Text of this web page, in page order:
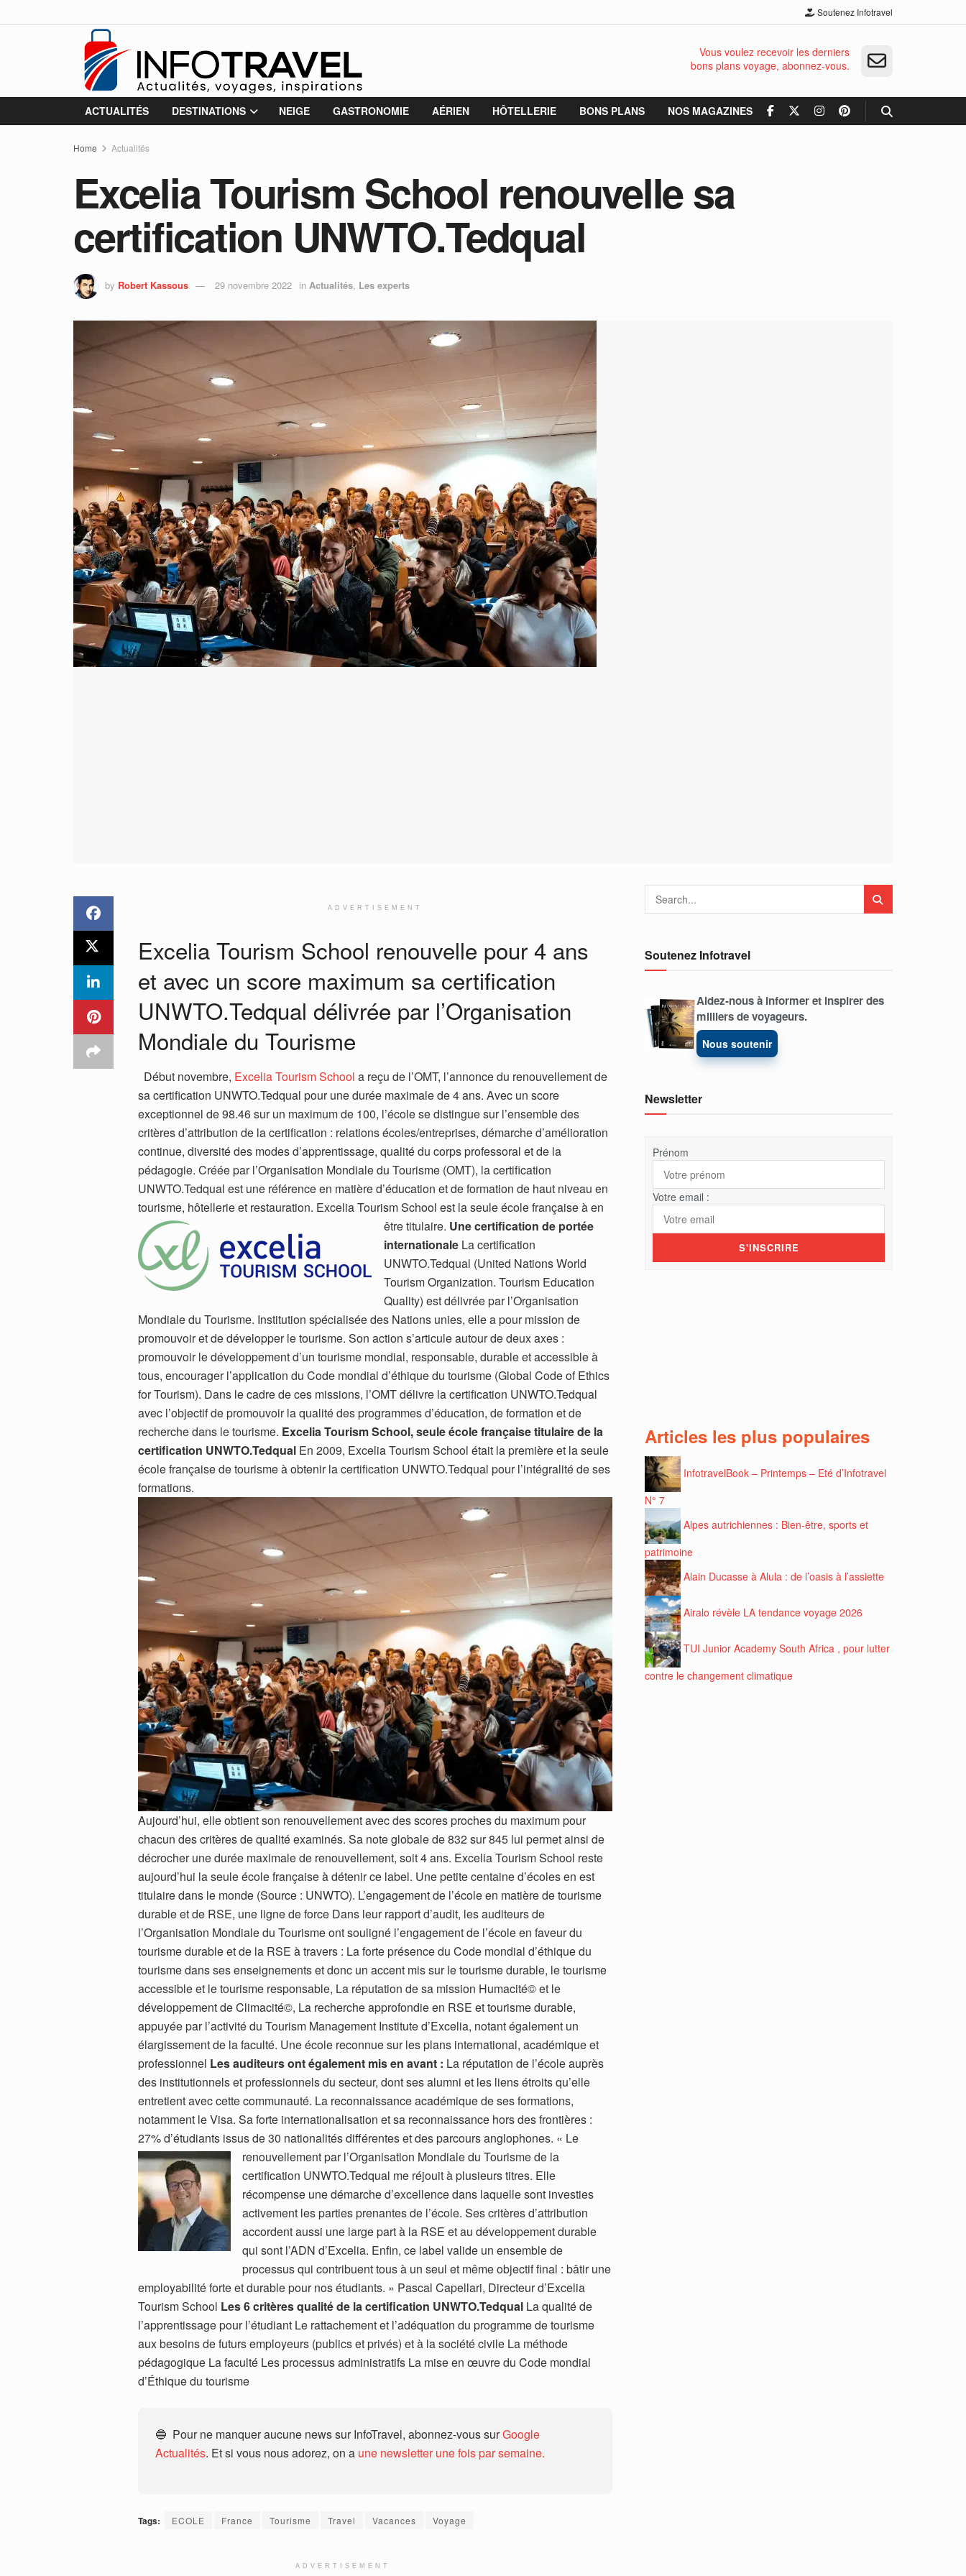
Soutenez Infotravel
Vous voulez recevoir les derniers
bons plans voyage, abonnez-vous.
ACTUALITÉS DESTINATIONS NEIGE GASTRONOMIE AÉRIEN HÔTELLERIE BONS PLANS NOS MAGAZINES
Home Actualités
Excelia Tourism School renouvelle sa
certification UNWTO.Tedqual
by Robert Kassous 29 novembre 2022 in Actualités, Les experts
ADVERTISEMENT
Excelia Tourism School renouvelle pour 4 ans
et avec un score maximum sa certification
UNWTO.Tedqual délivrée par l’Organisation
Mondiale du Tourisme
Début novembre, Excelia Tourism School a reçu de l’OMT, l’annonce du renouvellement de
sa certification UNWTO.Tedqual pour une durée maximale de 4 ans. Avec un score
exceptionnel de 98.46 sur un maximum de 100, l’école se distingue sur l’ensemble des
critères d’attribution de la certification : relations écoles/entreprises, démarche d’amélioration
continue, diversité des modes d’apprentissage, qualité du corps professoral et de la
pédagogie. Créée par l’Organisation Mondiale du Tourisme (OMT), la certification
UNWTO.Tedqual est une référence en matière d’éducation et de formation de haut niveau en
tourisme, hôtellerie et restauration. Excelia Tourism School est la seule école française à en
être titulaire. Une certification de portée
internationale La certification
UNWTO.Tedqual (United Nations World
Tourism Organization. Tourism Education
Quality) est délivrée par l’Organisation
Mondiale du Tourisme. Institution spécialisée des Nations unies, elle a pour mission de
promouvoir et de développer le tourisme. Son action s’articule autour de deux axes :
promouvoir le développement d’un tourisme mondial, responsable, durable et accessible à
tous, encourager l’application du Code mondial d’éthique du tourisme (Global Code of Ethics
for Tourism). Dans le cadre de ces missions, l’OMT délivre la certification UNWTO.Tedqual
avec l’objectif de promouvoir la qualité des programmes d’éducation, de formation et de
recherche dans le tourisme. Excelia Tourism School, seule école française titulaire de la
certification UNWTO.Tedqual En 2009, Excelia Tourism School était la première et la seule
école française de tourisme à obtenir la certification UNWTO.Tedqual pour l’intégralité de ses
formations.
Aujourd’hui, elle obtient son renouvellement avec des scores proches du maximum pour
chacun des critères de qualité examinés. Sa note globale de 832 sur 845 lui permet ainsi de
décrocher une durée maximale de renouvellement, soit 4 ans. Excelia Tourism School reste
aujourd’hui la seule école française à détenir ce label. Une petite centaine d’écoles en est
titulaire dans le monde (Source : UNWTO). L’engagement de l’école en matière de tourisme
durable et de RSE, une ligne de force Dans leur rapport d’audit, les auditeurs de
l’Organisation Mondiale du Tourisme ont souligné l’engagement de l’école en faveur du
tourisme durable et de la RSE à travers : La forte présence du Code mondial d’éthique du
tourisme dans ses enseignements et donc un accent mis sur le tourisme durable, le tourisme
accessible et le tourisme responsable, La réputation de sa mission Humacité© et le
développement de Climacité©, La recherche approfondie en RSE et tourisme durable,
appuyée par l’activité du Tourism Management Institute d’Excelia, notant également un
élargissement de la faculté. Une école reconnue sur les plans international, académique et
professionnel Les auditeurs ont également mis en avant : La réputation de l’école auprès
des institutionnels et professionnels du secteur, dont ses alumni et les liens étroits qu’elle
entretient avec cette communauté. La reconnaissance académique de ses formations,
notamment le Visa. Sa forte internationalisation et sa reconnaissance hors des frontières :
27% d’étudiants issus de 30 nationalités différentes et des parcours anglophones. « Le
renouvellement par l’Organisation Mondiale du Tourisme de la
certification UNWTO.Tedqual me réjouit à plusieurs titres. Elle
récompense une démarche d’excellence dans laquelle sont investies
activement les parties prenantes de l’école. Ses critères d’attribution
accordent aussi une large part à la RSE et au développement durable
qui sont l’ADN d’Excelia. Enfin, ce label valide un ensemble de
processus qui contribuent tous à un seul et même objectif final : bâtir une
employabilité forte et durable pour nos étudiants. » Pascal Capellari, Directeur d’Excelia
Tourism School Les 6 critères qualité de la certification UNWTO.Tedqual La qualité de
l’apprentissage pour l’étudiant Le rattachement et l’adéquation du programme de tourisme
aux besoins de futurs employeurs (publics et privés) et à la société civile La méthode
pédagogique La faculté Les processus administratifs La mise en œuvre du Code mondial
d’Éthique du tourisme
🔵 Pour ne manquer aucune news sur InfoTravel, abonnez-vous surGoogle
Actualités. Et si vous nous adorez, on a une newsletter une fois par semaine.
Tags: ECOLE France Tourisme Travel Vacances Voyage
ADVERTISEMENT
Soutenez Infotravel
Aidez-nous à informer et inspirer des
milliers de voyageurs.
Nous soutenir
Newsletter
Prénom
Votre email :
Articles les plus populaires
InfotravelBook – Printemps – Eté d’Infotravel
N° 7
Alpes autrichiennes : Bien-être, sports et
patrimoine
Alain Ducasse à Alula : de l’oasis à l’assiette
Airalo révèle LA tendance voyage 2026
TUI Junior Academy South Africa , pour lutter
contre le changement climatique